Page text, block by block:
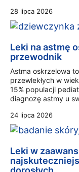
28 lipca 2026
Leki na astmę
przewodnik
Astma oskrzelowa
przewlekłych w
15% populacji
diagnozę astmy u
24 lipca 2026
Leki w